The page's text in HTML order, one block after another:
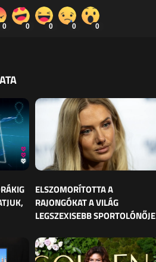
0 0 0 0 0
ELSZOMORÍTOTTA A
RAJONGÓKAT A VILÁG
LEGSZEXISEBB SPORTOLÓNŐJE